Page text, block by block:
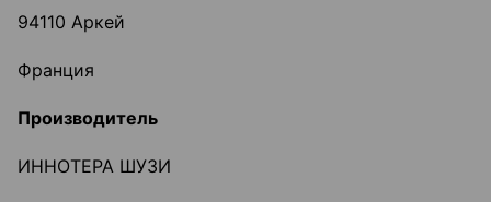
94110 Аркей
Франция
Производитель
ИННОТЕРА ШУЗИ